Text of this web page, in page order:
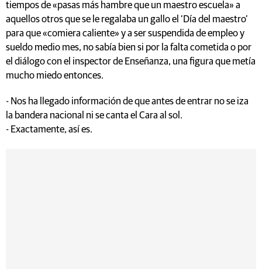
tiempos de «pasas más hambre que un maestro escuela» a
aquellos otros que se le regalaba un gallo el ‘Día del maestro’
para que «comiera caliente» y a ser suspendida de empleo y
sueldo medio mes, no sabía bien si por la falta cometida o por
el diálogo con el inspector de Enseñanza, una figura que metía
mucho miedo entonces.
- Nos ha llegado información de que antes de entrar no se iza
la bandera nacional ni se canta el Cara al sol.
- Exactamente, así es.